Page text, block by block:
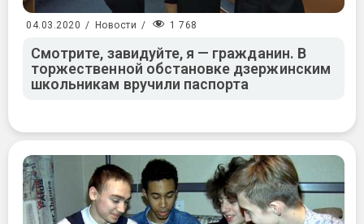
04.03.2020 / Новости / 1 768
Смотрите, завидуйте, я — гражданин. В
торжественной обстановке дзержинским
школьникам вручили паспорта